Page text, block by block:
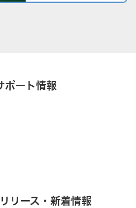
ポート情報
リース・新着情報